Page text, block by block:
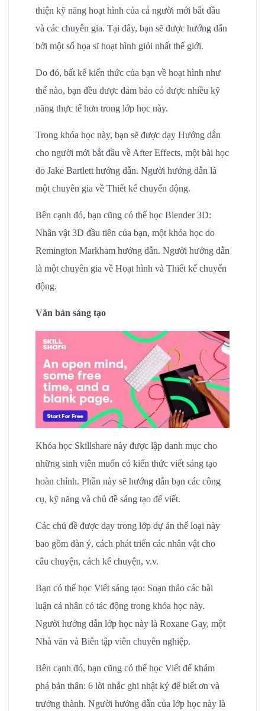
thiện kỹ năng hoạt hình của cả người mới bắt đầu
và các chuyên gia. Tại đây, bạn sẽ được hướng dẫn
bởi một số họa sĩ hoạt hình giỏi nhất thế giới.
Do đó, bất kể kiến thức của bạn về hoạt hình như
thế nào, bạn đều được đảm bảo có được nhiều kỹ
năng thực tế hơn trong lớp học này.
Trong khóa học này, bạn sẽ được dạy Hướng dẫn
cho người mới bắt đầu về After Effects, một bài học
do Jake Bartlett hướng dẫn. Người hướng dẫn là
một chuyên gia về Thiết kế chuyển động.
Bên cạnh đó, bạn cũng có thể học Blender 3D:
Nhân vật 3D đầu tiên của bạn, một khóa học do
Remington Markham hướng dẫn. Người hướng dẫn
là một chuyên gia về Hoạt hình và Thiết kế chuyển
động.
Văn bản sáng tạo
Khóa học Skillshare này được lập danh mục cho
những sinh viên muốn có kiến thức viết sáng tạo
hoàn chỉnh. Phần này sẽ hướng dẫn bạn các công
cụ, kỹ năng và chủ đề sáng tạo để viết.
Các chủ đề được dạy trong lớp dự án thể loại này
bao gồm dàn ý, cách phát triển các nhân vật cho
câu chuyện, cách kể chuyện, v.v.
Bạn có thể học Viết sáng tạo: Soạn thảo các bài
luận cá nhân có tác động trong khóa học này.
Người hướng dẫn lớp học này là Roxane Gay, một
Nhà văn và Biên tập viên chuyên nghiệp.
Bên cạnh đó, bạn cũng có thể học Viết để khám
phá bản thân: 6 lời nhắc ghi nhật ký để biết ơn và
trưởng thành. Người hướng dẫn của lớp học này là